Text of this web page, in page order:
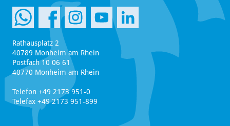
Rathausplatz 2
40789 Monheim am Rhein
Postfach 10 06 61
40770 Monheim am Rhein
Telefon +49 2173 951-0
Telefax +49 2173 951-899